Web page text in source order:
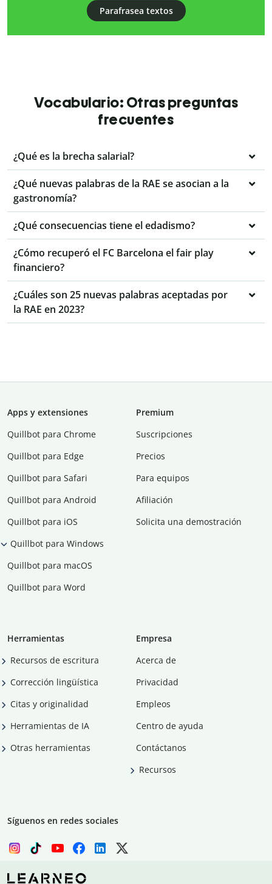
Parafrasea textos
Vocabulario: Otras preguntas
frecuentes
¿Qué es la brecha salarial?
¿Qué nuevas palabras de la RAE se asocian a la
gastronomía?
¿Qué consecuencias tiene el edadismo?
¿Cómo recuperó el FC Barcelona el fair play
financiero?
¿Cuáles son 25 nuevas palabras aceptadas por
la RAE en 2023?
Apps y extensiones
Quillbot para Chrome
Quillbot para Edge
Quillbot para Safari
Quillbot para Android
Quillbot para iOS
Quillbot para Windows
Quillbot para macOS
Quillbot para Word
Premium
Suscripciones
Precios
Para equipos
Afiliación
Solicita una demostración
Herramientas
Recursos de escritura
Corrección lingüística
Citas y originalidad
Herramientas de IA
Otras herramientas
Empresa
Acerca de
Privacidad
Empleos
Centro de ayuda
Contáctanos
Recursos
Síguenos en redes sociales